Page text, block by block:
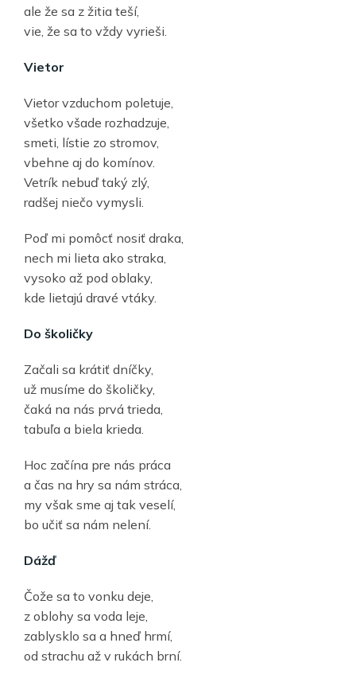
ale že sa z žitia teší,
vie, že sa to vždy vyrieši.
Vietor
Vietor vzduchom poletuje,
všetko všade rozhadzuje,
smeti, lístie zo stromov,
vbehne aj do komínov.
Vetrík nebuď taký zlý,
radšej niečo vymysli.
Poď mi pomôcť nosiť draka,
nech mi lieta ako straka,
vysoko až pod oblaky,
kde lietajú dravé vtáky.
Do školičky
Začali sa krátiť dníčky,
už musíme do školičky,
čaká na nás prvá trieda,
tabuľa a biela krieda.
Hoc začína pre nás práca
a čas na hry sa nám stráca,
my však sme aj tak veselí,
bo učiť sa nám nelení.
Dážď
Čože sa to vonku deje,
z oblohy sa voda leje,
zablysklo sa a hneď hrmí,
od strachu až v rukách brní.